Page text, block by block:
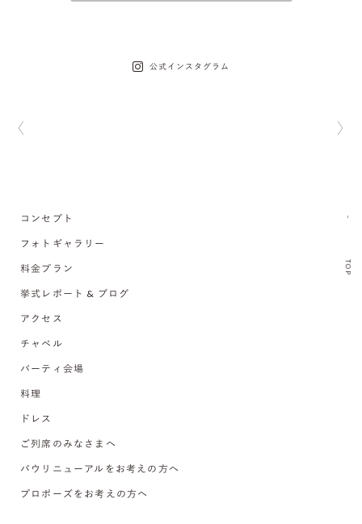
公式インスタグラム
TOP
コンセプト
フォトギャラリー
料金プラン
挙式レポート & ブログ
アクセス
チャペル
パーティ会場
料理
ドレス
ご列席のみなさまへ
バウリニューアルをお考えの方へ
プロポーズをお考えの方へ